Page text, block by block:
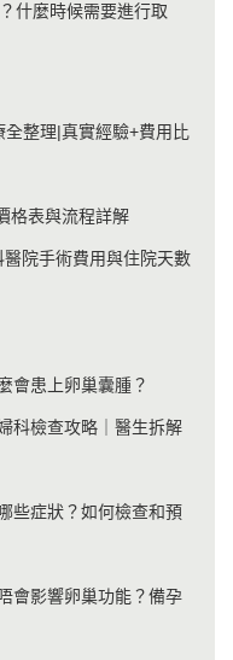
什麼時候需要進行取
整理|真實經驗+費用比
格表與流程詳解
院手術費用與住院天數
會患上卵巢囊腫？
科檢查攻略｜醫生拆解
些症狀？如何檢查和預
會影響卵巢功能？備孕